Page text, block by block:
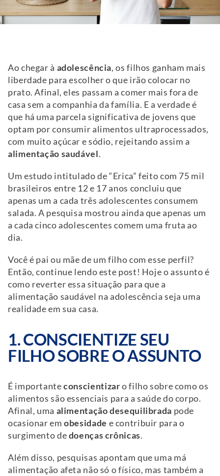
Ao chegar à adolescência, os filhos ganham mais
liberdade para escolher o que irão colocar no
prato. Afinal, eles passam a comer mais fora de
casa sem a companhia da família. E a verdade é
que há uma parcela significativa de jovens que
optam por consumir alimentos ultraprocessados,
com muito açúcar e sódio, rejeitando assim a
alimentação saudável.
Um estudo intitulado de “Erica” feito com 75 mil
brasileiros entre 12 e 17 anos concluiu que
apenas um a cada três adolescentes consumem
salada. A pesquisa mostrou ainda que apenas um
a cada cinco adolescentes comem uma fruta ao
dia.
Você é pai ou mãe de um filho com esse perfil?
Então, continue lendo este post! Hoje o assunto é
como reverter essa situação para que a
alimentação saudável na adolescência seja uma
realidade em sua casa.
1. CONSCIENTIZE SEU
FILHO SOBRE O ASSUNTO
É importanteconscientizaro filho sobre como os
alimentos são essenciais para a saúde do corpo.
Afinal, uma alimentação desequilibrada pode
ocasionar emobesidade e contribuir para o
surgimento dedoenças crônicas.
Além disso, pesquisas apontam que uma má
alimentação afeta não só o físico, mas também a